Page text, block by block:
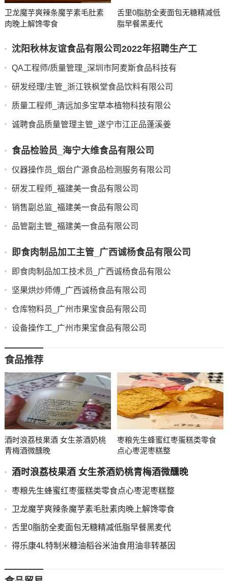
卫龙魔芋爽辣条魔芋素毛肚素
肉晚上解馋零食
舌里0脂肪全麦面包无糖精减低
脂早餐黑麦代
沈阳秋林友谊食品有限公司2022年招聘生产工
QA工程师/质量管理_深圳市阿麦斯食品科技有
研发经理/主管_浙江铁枫堂食品饮料有限公司
质量工程师_清远加多宝草本植物科技有限公
诚聘食品质量管理主管_遂宁市江正品蓬溪姜
食品检验员_海宁大维食品有限公司
仪器操作员_烟台广源食品检测服务有限公司
研发工程师_福建美一食品有限公司
销售副总监_福建美一食品有限公司
品管副主管_福建美一食品有限公司
即食肉制品加工主管_广西诚杨食品有限公司
即食肉制品加工技术员_广西诚杨食品有限公
坚果烘炒师傅_广西诚杨食品有限公司
仓库物料员_广州市果宝食品有限公司
设备操作工_广州市果宝食品有限公司
食品推荐
酒时浪荔枝果酒 女生茶酒奶桃
青梅酒微醺晚
枣粮先生蜂蜜红枣蛋糕类零食
点心枣泥枣糕整
酒时浪荔枝果酒 女生茶酒奶桃青梅酒微醺晚
枣粮先生蜂蜜红枣蛋糕类零食点心枣泥枣糕整
卫龙魔芋爽辣条魔芋素毛肚素肉晚上解馋零食
舌里0脂肪全麦面包无糖精减低脂早餐黑麦代
得乐康4L特制米糠油稻谷米油食用油非转基因